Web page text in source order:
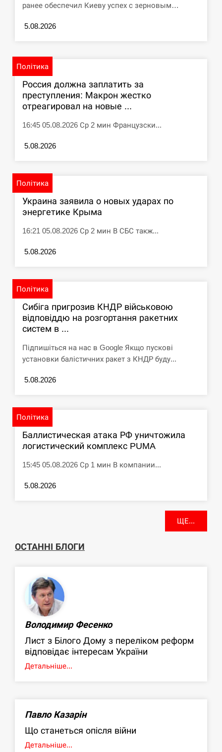
ранее обеспечил Киеву успех с зерновым…
5.08.2026
Політика
Россия должна заплатить за
преступления: Макрон жестко
отреагировал на новые ...
16:45 05.08.2026 Ср 2 мин Французски...
5.08.2026
Політика
Украина заявила о новых ударах по
энергетике Крыма
16:21 05.08.2026 Ср 2 мин В СБС такж...
5.08.2026
Політика
Сибіга пригрозив КНДР військовою
відповіддю на розгортання ракетних
систем в ...
Підпишіться на нас в Google Якщо пускові
установки балістичних ракет з КНДР буду...
5.08.2026
Політика
Баллистическая атака РФ уничтожила
логистический комплекс PUMA
15:45 05.08.2026 Ср 1 мин В компании...
5.08.2026
ЩЕ...
ОСТАННІ БЛОГИ
Володимир Фесенко
Лист з Білого Дому з переліком реформ
відповідає інтересам України
Детальніше...
Павло Казарін
Що станеться опісля війни
Детальніше...